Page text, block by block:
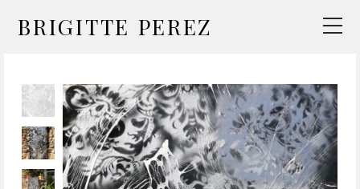
BRIGITTE PEREZ